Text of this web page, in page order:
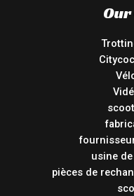
usine
pièces de